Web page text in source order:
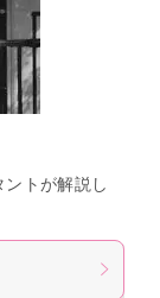
トが解説し